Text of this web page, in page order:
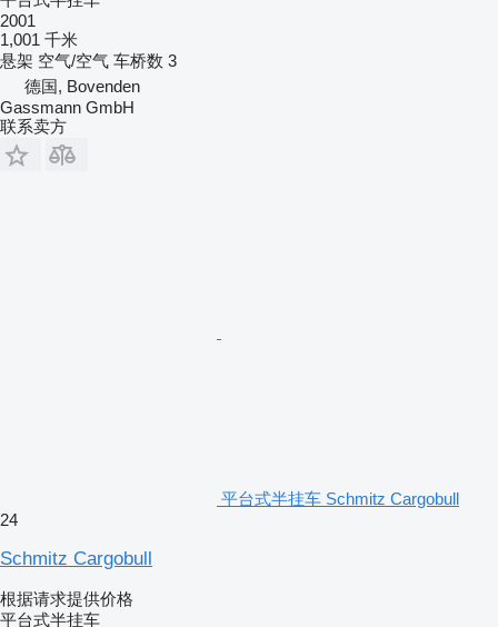
2001
1,001 千米
悬架 空气/空气 车桥数 3
德国, Bovenden
Gassmann GmbH
联系卖方
平台式半挂车 Schmitz Cargobull
24
Schmitz Cargobull
根据请求提供价格
平台式半挂车